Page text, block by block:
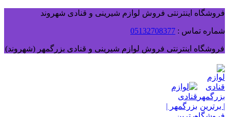
فروشگاه اینترنتی فروش لوازم شیرینی و قنادی شهروند
شماره تماس : 05132708377
فروشگاه اینترنتی فروش لوازم شیرینی و قنادی بزرگمهر (شهروند)